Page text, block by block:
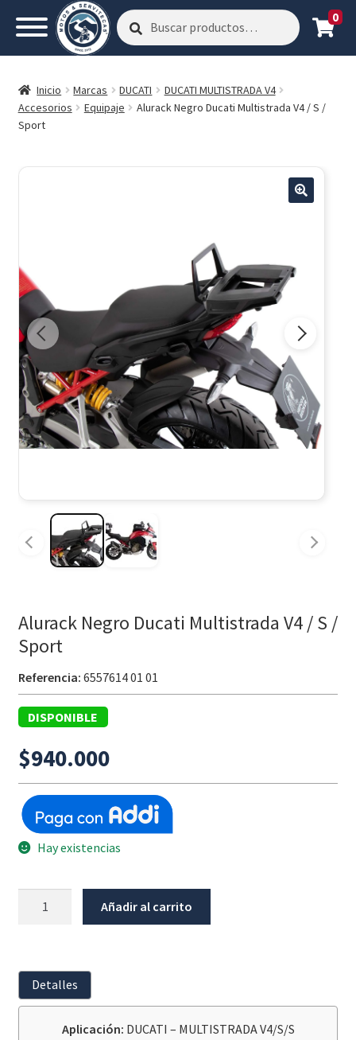
Buscar
por:
Buscar 0
Inicio Marcas DUCATI
DUCATI MULTISTRADA V4
Accesorios
Equipaje
Alurack Negro Ducati Multistrada V4 / S /
Sport
Alurack Negro Ducati Multistrada V4 / S /
Sport
Referencia: 6557614 01 01
DISPONIBLE
$940.000
Hay existencias
V4
/
Añadir al carrito
Detalles
Aplicación: DUCATI – MULTISTRADA V4/S/S